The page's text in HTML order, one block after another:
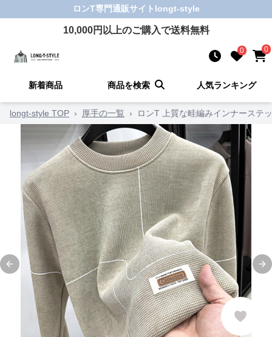
ロンT専門通販サイト longt-style
10,000円以上のご購入で送料無料
0 0
新着商品 商品を検索 人気ランキング
longt-style TOP › 厚手の一覧 › ロンT 上質な畦編みインナーステ
Previous slide